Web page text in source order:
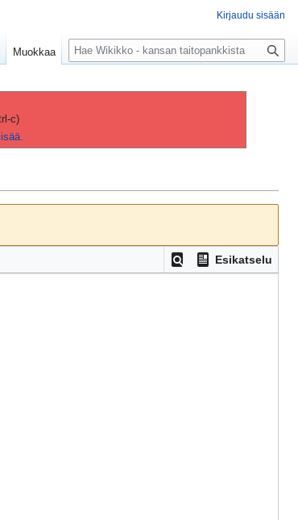
c)
Esikatselu
Kirjaudu sisään
Muokkaa
H
a